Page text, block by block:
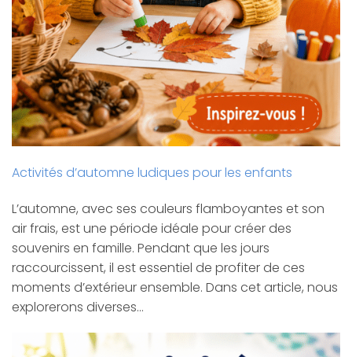
Activités d’automne ludiques pour les enfants
L’automne, avec ses couleurs flamboyantes et son
air frais, est une période idéale pour créer des
souvenirs en famille. Pendant que les jours
raccourcissent, il est essentiel de profiter de ces
moments d’extérieur ensemble. Dans cet article, nous
explorerons diverses…